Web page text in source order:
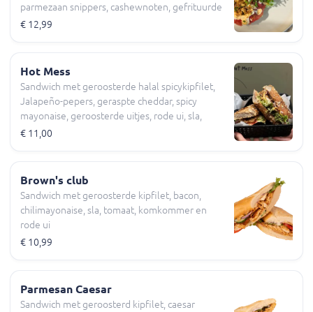
parmezaan snippers, cashewnoten, gefrituurde
uitjes, rucola, sla, tomaat, komkommer
€ 12,99
Hot Mess
Sandwich met geroosterde halal spicykipfilet,
Jalapeño-pepers, geraspte cheddar, spicy
mayonaise, geroosterde uitjes, rode ui, sla,
tomaat, komkommer
€ 11,00
Brown's club
Sandwich met geroosterde kipfilet, bacon,
chilimayonaise, sla, tomaat, komkommer en
rode ui
€ 10,99
Parmesan Caesar
Sandwich met geroosterd kipfilet, caesar